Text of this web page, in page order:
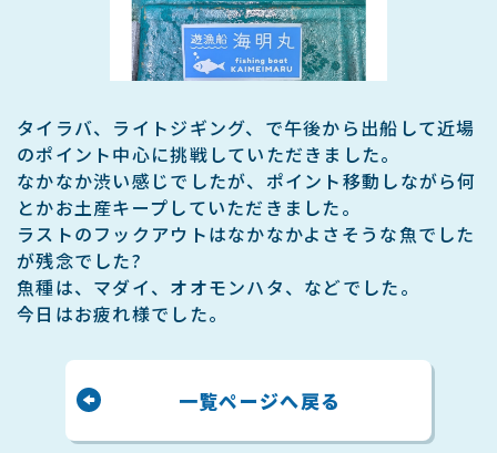
タイラバ、ライトジギング、で午後から出船して近場
のポイント中心に挑戦していただきました。
なかなか渋い感じでしたが、ポイント移動しながら何
とかお土産キープしていただきました。
ラストのフックアウトはなかなかよさそうな魚でした
が残念でした?
魚種は、マダイ、オオモンハタ、などでした。
今日はお疲れ様でした。
一覧ページへ戻る